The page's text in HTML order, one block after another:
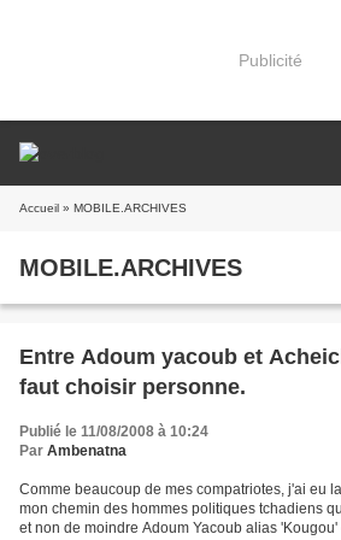
Publicité
Accueil » MOBILE.ARCHIVES
MOBILE.ARCHIVES
Entre Adoum yacoub et
faut choisir personne.
Publié le 11/08/2008 à 10:24
Par Ambenatna
Comme beaucoup de mes compatriotes, j'ai eu
mon chemin des hommes politiques tchadiens
et non de moindre Adoum Yacoub alias